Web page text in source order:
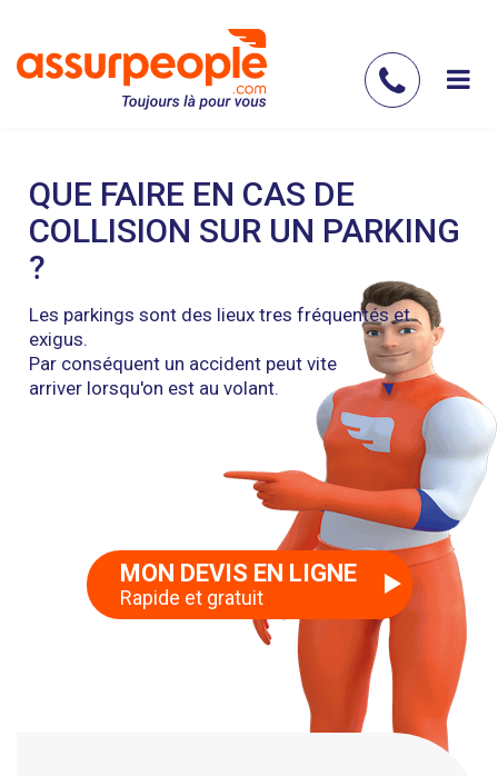
contenu
nous
QUE FAIRE EN CAS DE
COLLISION SUR UN PARKING
?
Les parkings sont des lieux tres fréquentés et
exigus.
Par conséquent un accident peut vite
arriver lorsqu'on est au volant.
MON DEVIS EN LIGNE
Rapide et gratuit